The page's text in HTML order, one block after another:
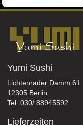
Yumi Sushi
Lichtenrader Damm 61
12305 Berlin
Tel: 030/ 88945592
Lieferzeiten